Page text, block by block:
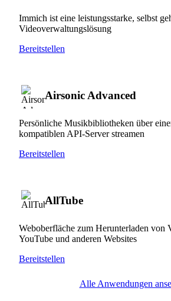
Immich ist eine leistungsstarke, selbst
Videoverwaltungslösung
Bereitstellen
Airsonic Advanced
Persönliche Musikbibliotheken über
kompatiblen API-Server streamen
Bereitstellen
AllTube
Weboberfläche zum Herunterladen von
YouTube und anderen Websites
Bereitstellen
Alle Anwendungen